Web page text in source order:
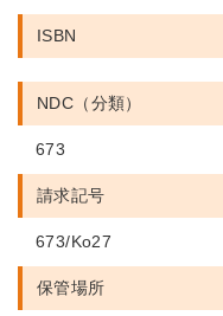
ISBN
NDC（分類）
673
請求記号
673/Ko27
保管場所